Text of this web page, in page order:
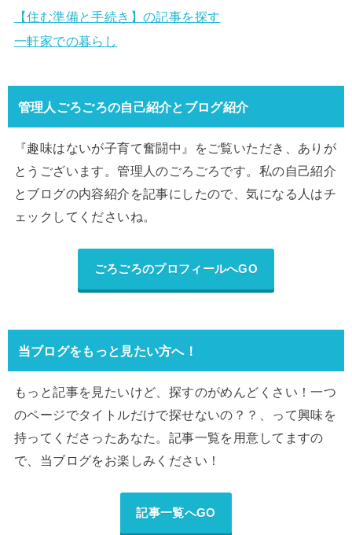
【住む準備と手続き】の記事を探す
一軒家での暮らし
管理人ごろごろの自己紹介とブログ紹介
『趣味はないが子育て奮闘中』をご覧いただき、ありが
とうございます。管理人のごろごろです。私の自己紹介
とブログの内容紹介を記事にしたので、気になる人はチ
ェックしてくださいね。
ごろごろのプロフィールへGO
当ブログをもっと見たい方へ！
もっと記事を見たいけど、探すのがめんどくさい！一つ
のページでタイトルだけで探せないの？？、って興味を
持ってくださったあなた。記事一覧を用意してますの
で、当ブログをお楽しみください！
記事一覧へGO